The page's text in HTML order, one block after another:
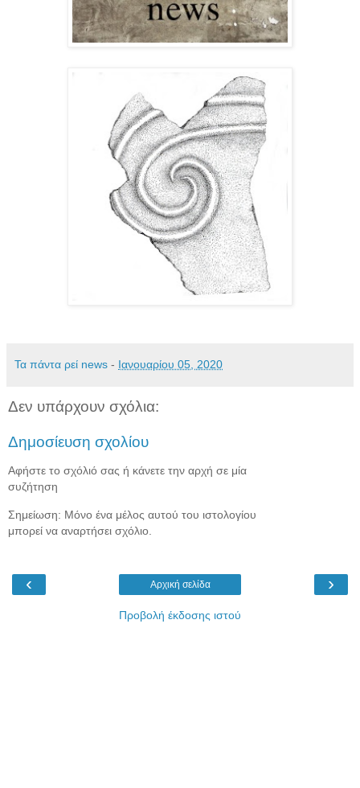
Τα πάντα ρεί news - Ιανουαρίου 05, 2020
Δεν υπάρχουν σχόλια:
Δημοσίευση σχολίου
Αφήστε το σχόλιό σας ή κάνετε την αρχή σε μία
συζήτηση
Σημείωση: Μόνο ένα μέλος αυτού του ιστολογίου
μπορεί να αναρτήσει σχόλιο.
‹ ›
Αρχική σελίδα
Προβολή έκδοσης ιστού